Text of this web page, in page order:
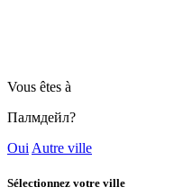
Vous êtes à
Палмдейл?
Oui Autre ville
Sélectionnez votre ville